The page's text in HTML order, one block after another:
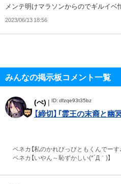
メンテ明けマラソンからのでギルイベ
2023/06/13 18:56
みんなの掲示板コメント一覧
(ぺ) | ID: dfzqe93t35bz
【締切】「霊王の末裔と
ベネカ【私のかれぴっぴともくんでー
ベネカ【いやん～恥ずかしい(*´Д｀)】